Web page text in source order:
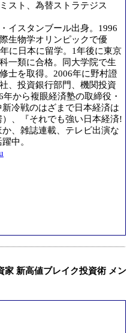
スト、為替ストラテジス
イスタンブール出身。1996
生物学オリンピックで優
に日本に留学。1年後に東京
一類に合格。同大学院で生
士を取得。2006年に野村證
、投資銀行部門、機関投資
から複眼経済塾の取締役・
冷戦のはざまで日本経済は
、『それでも強い日本経済!
、雑誌連載、テレビ出演な
中。
家 新高値ブレイク投資術 メン